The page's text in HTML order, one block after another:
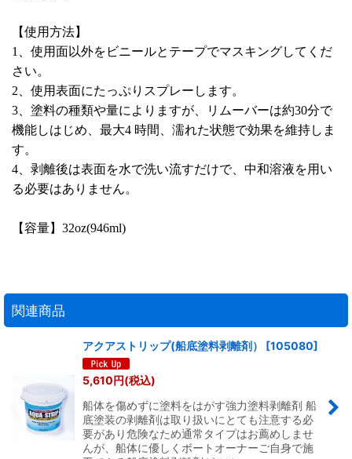
【使用方法】
1、使用面以外をビニールとテープでマスキングしてくだ
さい。
2、使用表面にたっぷりスプレーします。
3、塗料の種類や量によりますが、リムーバーは約30分で
機能しはじめ、最大4 時間、濡れた状態で効果を維持しま
す。
4、剥離後は表面を水で洗い流すだけで、中和溶液を用い
る必要はありません。
【容量】32oz(946ml)
関連商品
アクアストリップ(船底塗料剥離剤） [105080]
5,610円(税込)
船体を傷めずに塗料をはがす強力塗料剥離剤 船
底塗装の剥離剤は取り扱いにとても注意する必
要があり危険なため通常タイプはお薦めしませ
んが、船体に優しくボートオーナーご自身で施